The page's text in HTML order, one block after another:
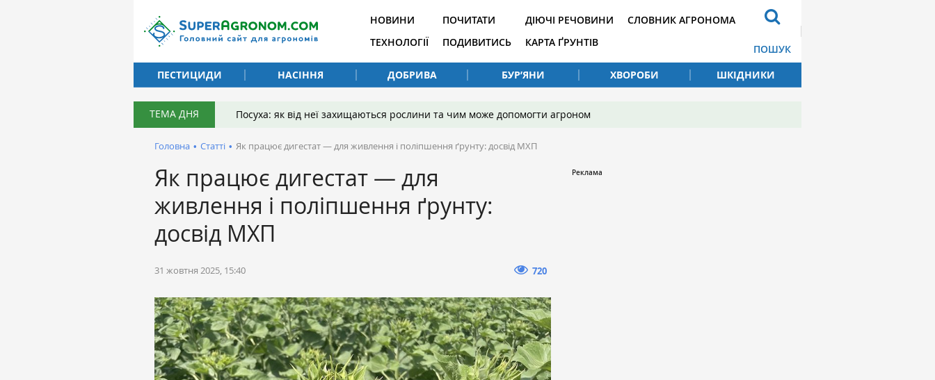
НОВИНИ
ТЕХНОЛОГІЇ
ПОЧИТАТИ
ПОДИВИТИСЬ
ДІЮЧІ РЕЧОВИНИ
КАРТА ҐРУНТІВ
СЛОВНИК АГРОНОМА
ПОШУК
ПЕСТИЦИДИ
НАСІННЯ ДОБРИВА БУР’ЯНИ ХВОРОБИ ШКІДНИКИ
ТЕМА ДНЯ Посуха: як від неї захищаються рослини та чим може допомогти агроном
Головна • Статті • Як працює дигестат — для живлення і поліпшення ґрунту: досвід МХП
Як працює дигестат — для
живлення і поліпшення ґрунту:
досвід МХП
31 жовтня 2025, 15:40 720